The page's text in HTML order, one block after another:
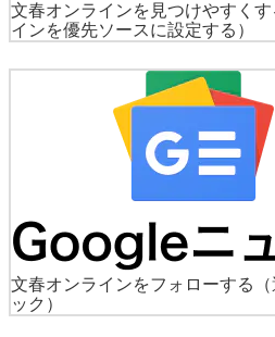
文春オンラインを見つけやすくす
インを優先ソースに設定する）
文春オンラインをフォローする
ック）